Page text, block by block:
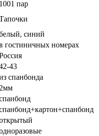
1001 пар
синий
гостиничных номерах
43
спанбонда
2мм